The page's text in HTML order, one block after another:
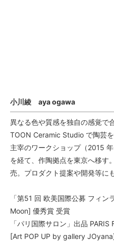
小川綾 aya ogawa
異なる色や質感を独自の感覚で
TOON Ceramic Studio で陶芸
主宰のワークショップ（2015
を経て、作陶拠点を東京へ移す
売。プロダクト提案や開発等に
「第51 回 欧美国際公募 フィ
Moon] 優秀賞 受賞
「パリ国際サロン」出品 PARIS
[Art POP UP by gallery